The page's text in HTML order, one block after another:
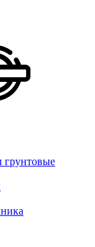
грунтовые